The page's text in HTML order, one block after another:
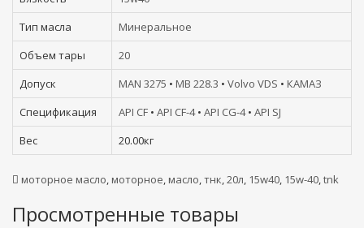
Тип масла
Минеральное
Объем тары
20
Допуск
MAN 3275 • MB 228.3 • Volvo VDS • КАМАЗ
Спецификация
API CF • API CF-4• API CG-4• API SJ
Вес
20.00кг
моторное масло, моторное, масло,тнк,20л, 15w40, 15w-40,tnk
Просмотренные товары